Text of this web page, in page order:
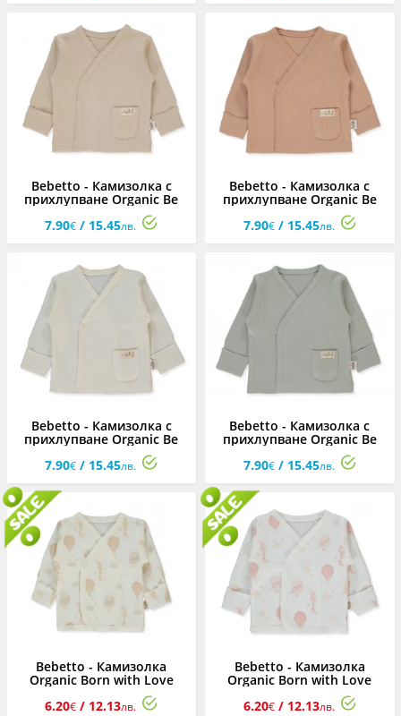
Bebetto - Камизолка с
прихлупване Organic Be
Nature T4270BE, унисекс, 0-
3 м.
7.90€ / 15.45лв.
Bebetto - Камизолка с
прихлупване Organic Be
Nature T4270BRR, унисекс,
0-3 м.
7.90€/ 15.45лв.
Bebetto - Камизолка с
прихлупване Organic Be
Nature T4270E, унисекс, 0-3
м.
7.90€ / 15.45лв.
Bebetto - Камизолка с
прихлупване Organic Be
Nature T4270M, унисекс, 0-
3 м.
7.90€/ 15.45лв.
Bebetto - Камизолка
Organic Born with Love
T4039DE, унисекс, тъмно
екрю, 0-3 м.
6.20€ / 12.13лв.
Bebetto - Камизолка
Organic Born with Love
T4039E, унисекс, екрю, 0-3
м.
6.20€/ 12.13лв.